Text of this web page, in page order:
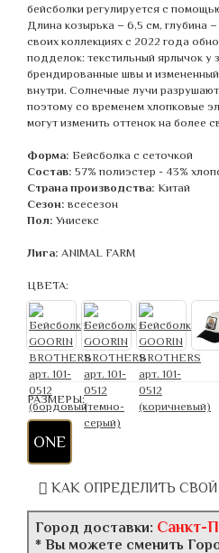
бейсболки регулируется с
Длина козырька – 6,5 см, глубина
своих коллекциях с 2022 года
подделок: текстильный ярлычок у
брендированные швы и
внутри. Солнечные лучи разрушают
поэтому со временем хлопковые
могут изменить оттенок на более
Форма: Бейсболка с сеточкой
Состав: 57% полиэстер - 43%
Страна производства: Китай
Сезон: всесезон
Пол: Унисекс
Лига: ANIMAL FARM
ЦВЕТА:
РАЗМЕРЫ:
ONE
КАК ОПРЕДЕЛИТЬ СВОЙ
Город доставки: Санкт-
* Вы можете сменить